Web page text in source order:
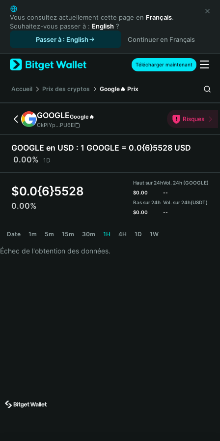
English
日本語
Tiếng Việt
Español (Latinoamérica)
Türkçe
Français
Deutsch
简体中文
繁體中文
Português (Portugal)
Bahasa Indonesia
ภาษาไทย
हिन्दी
Español
Português (Brasil)
Vous consultez actuellement cette page en Français.
Souhaitez-vous passer à : English ?
Passer à : English
Continuer en Français
Télécharger maintenant
Accueil Prix des cryptos Google🔥 Prix
GOOGLEGoogle🔥
CkPiYp...PU6E
Risques
GOOGLE en USD : 1 GOOGLE = 0.0{6}5528 USD
0.00%
1D
$0.0{6}5528
0.00%
Haut sur 24h
$0.00
Bas sur 24h
$0.00
Vol. 24h (GOOGLE)
--
Vol. sur 24h(USDT)
--
Date 1m 5m 15m 30m 1H 4H 1D 1W
Échec de l'obtention des données.